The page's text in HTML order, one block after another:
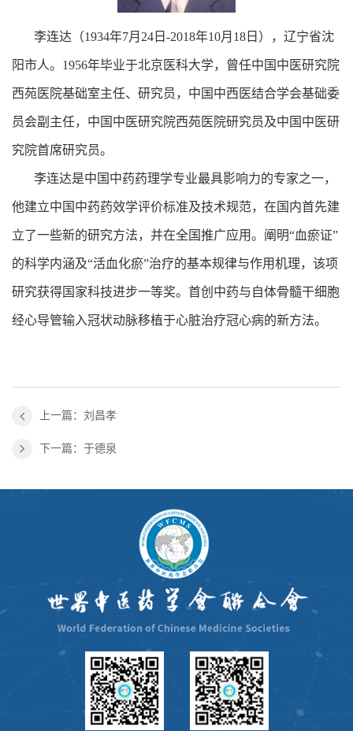
李连达（1934年7月24日-2018年10月18日），辽宁省沈
阳市人。1956年毕业于北京医科大学，曾任中国中医研究院
西苑医院基础室主任、研究员，中国中西医结合学会基础委
员会副主任，中国中医研究院西苑医院研究员及中国中医研
究院首席研究员。
李连达是中国中药药理学专业最具影响力的专家之一，
他建立中国中药药效学评价标准及技术规范，在国内首先建
立了一些新的研究方法，并在全国推广应用。阐明“血瘀证”
的科学内涵及“活血化瘀”治疗的基本规律与作用机理，该项
研究获得国家科技进步一等奖。首创中药与自体骨髓干细胞
经心导管输入冠状动脉移植于心脏治疗冠心病的新方法。
上一篇：刘昌孝
下一篇：于德泉